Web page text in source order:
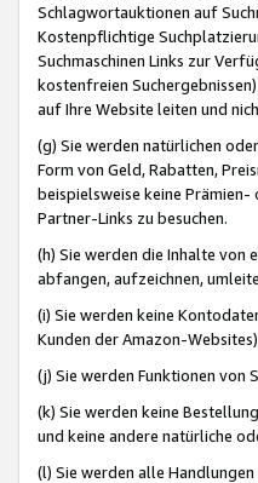
Schlagwortauktionen auf
Kostenpflichtige
Suchmaschinen Links zur
kostenfreien
auf Ihre Website leiten und
(g) Sie werden natürlichen
Form von Geld, Rabatten,
beispielsweise keine
Partner-Links zu besuchen.
(h) Sie werden die Inhalte von
abfangen, aufzeichnen,
(i) Sie werden keine
Kunden der Amazon-
(j) Sie werden Funktionen von
(k) Sie werden keine
und keine andere natürliche
(l) Sie werden alle